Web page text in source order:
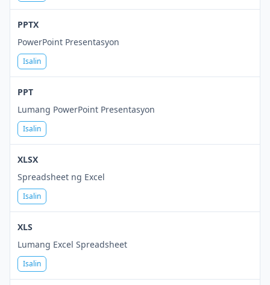
PPTX
PowerPoint Presentasyon
Isalin
PPT
Lumang PowerPoint Presentasyon
Isalin
XLSX
Spreadsheet ng Excel
Isalin
XLS
Lumang Excel Spreadsheet
Isalin